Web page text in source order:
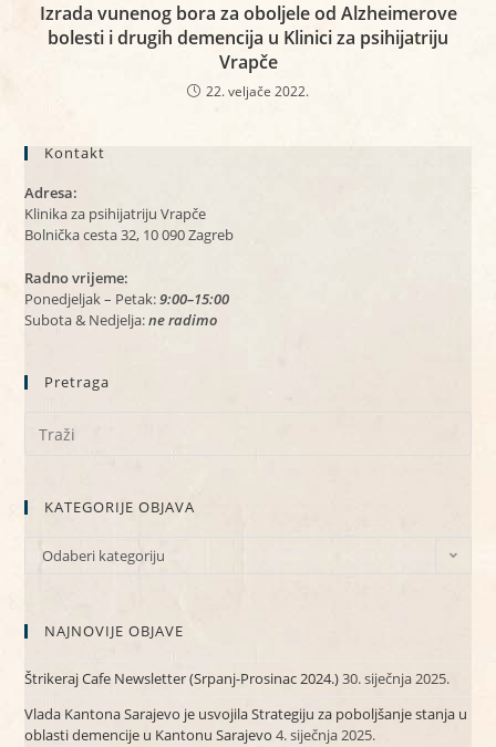
Izrada vunenog bora za oboljele od Alzheimerove
bolesti i drugih demencija u Klinici za psihijatriju
Vrapče
22. veljače 2022.
Kontakt
Adresa:
Klinika za psihijatriju Vrapče
Bolnička cesta 32, 10 090 Zagreb
Radno vrijeme:
Ponedjeljak – Petak:9:00–15:00
Subota & Nedjelja:ne radimo
Pretraga
KATEGORIJE OBJAVA
Odaberi kategoriju
NAJNOVIJE OBJAVE
Štrikeraj Cafe Newsletter (Srpanj-Prosinac 2024.)30. siječnja 2025.
Vlada Kantona Sarajevo je usvojila Strategiju za poboljšanje stanja u
oblasti demencije u Kantonu Sarajevo 4. siječnja 2025.